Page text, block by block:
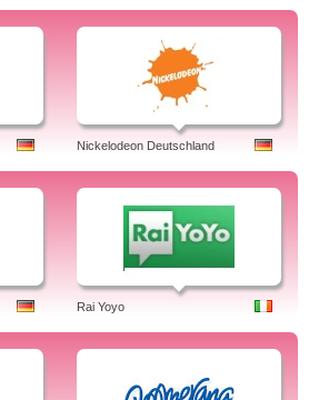
Nickelodeon Deutschland
Rai Yoyo